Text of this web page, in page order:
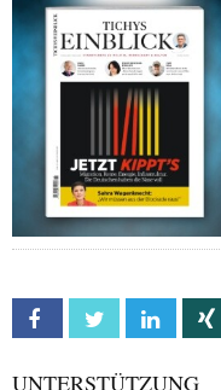
Facebook Twitter Linkedin
UNTERSTÜTZUNG